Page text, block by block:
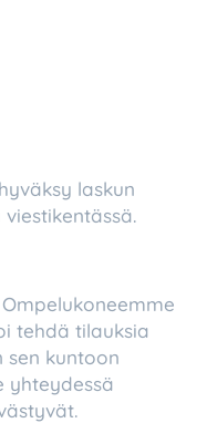
laskun
Ompelukoneemme
tehdä tilauksia
sen kuntoon
yhteydessä